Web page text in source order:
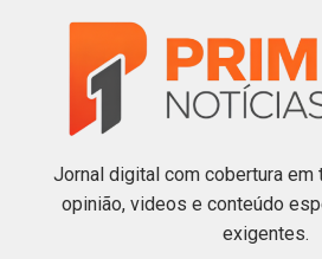
Jornal digital com cobertura em
opinião, videos e conteúdo
exigentes.